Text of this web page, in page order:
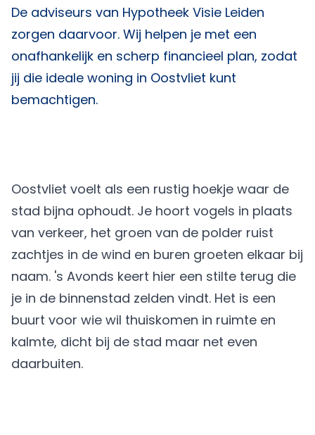
De adviseurs van Hypotheek Visie Leiden
zorgen daarvoor. Wij helpen je met een
onafhankelijk en scherp financieel plan, zodat
jij die ideale woning in Oostvliet kunt
bemachtigen.
Oostvliet voelt als een rustig hoekje waar de
stad bijna ophoudt. Je hoort vogels in plaats
van verkeer, het groen van de polder ruist
zachtjes in de wind en buren groeten elkaar bij
naam. 's Avonds keert hier een stilte terug die
je in de binnenstad zelden vindt. Het is een
buurt voor wie wil thuiskomen in ruimte en
kalmte, dicht bij de stad maar net even
daarbuiten.